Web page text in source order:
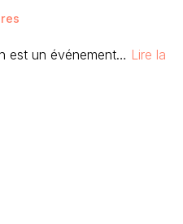
est un événement… Lire la